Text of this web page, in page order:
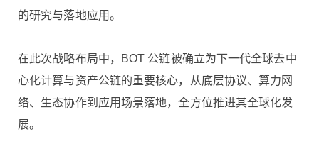
的研究与落地应用。
在此次战略布局中，BOT 公链被确立为下一代全球去中
心化计算与资产公链的重要核心，从底层协议、算力网
络、生态协作到应用场景落地，全方位推进其全球化发
展。